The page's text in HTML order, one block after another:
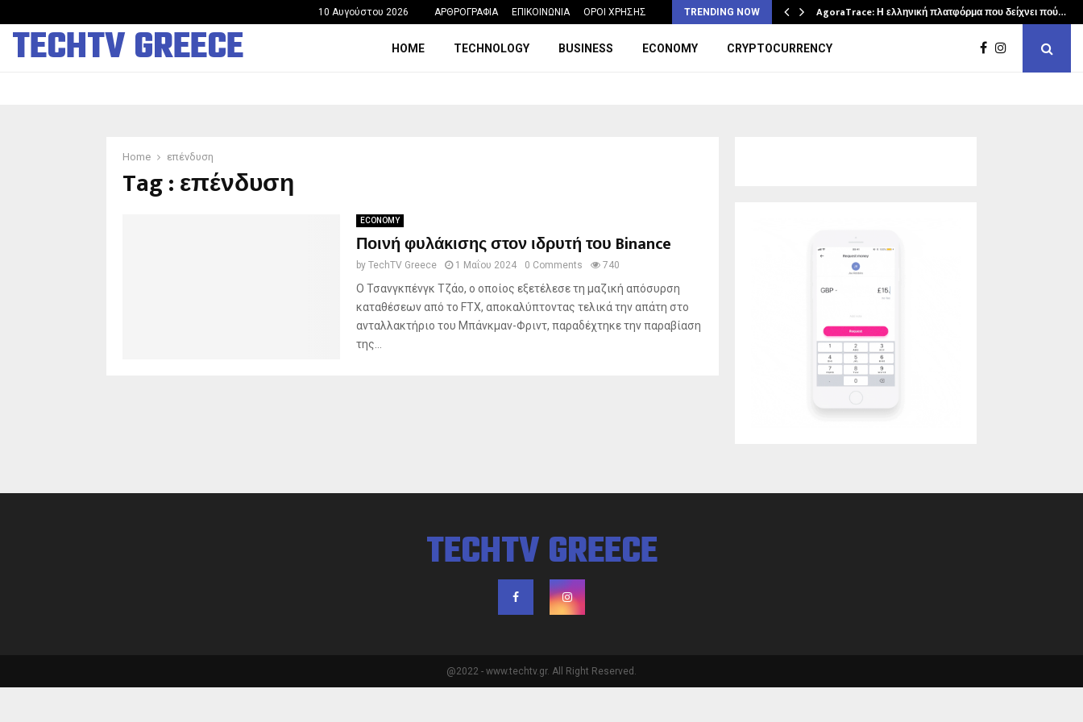
10 Αυγούστου 2026 ΑΡΘΡΟΓΡΑΦΙΑ ΕΠΙΚΟΙΝΩΝΙΑ ΟΡΟΙ ΧΡΗΣΗΣ TRENDING NOW
Η σχολική ώρα που θα μπορούσε να… AgoraTrace: Η ελληνική πλατφόρμα που δείχνει πού…
TECHTV GREECE HOME TECHNOLOGY BUSINESS ECONOMY CRYPTOCURRENCY
Home επένδυση
Tag : επένδυση
ECONOMY
Ποινή φυλάκισης στον ιδρυτή του Binance
by TechTV Greece 1 Μαΐου 2024 0 Comments 740
Ο Τσανγκπένγκ Τζάο, ο οποίος εξετέλεσε τη μαζική απόσυρση
καταθέσεων από το FTX, αποκαλύπτοντας τελικά την απάτη στο
ανταλλακτήριο του Μπάνκμαν-Φριντ, παραδέχτηκε την παραβίαση
της...
TECHTV GREECE
@2022 - www.techtv.gr. All Right Reserved.